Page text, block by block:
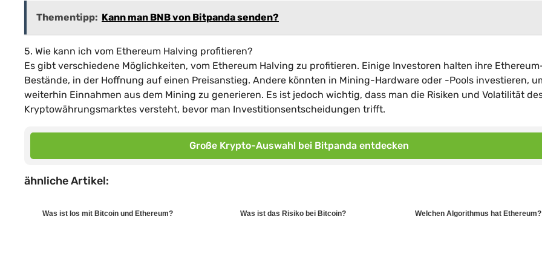
Thementipp: Kann man BNB von Bitpanda senden?
5. Wie kann ich vom Ethereum Halving profitieren?
Es gibt verschiedene Möglichkeiten, vom Ethereum Halving zu profitieren. Einige Investoren halten ihre
Bestände, in der Hoffnung auf einen Preisanstieg. Andere könnten in Mining-Hardware oder -Pools investieren,
weiterhin Einnahmen aus dem Mining zu generieren. Es ist jedoch wichtig, dass man die Risiken und Volatilität
Kryptowährungsmarktes versteht, bevor man Investitionsentscheidungen trifft.
Große Krypto-Auswahl bei Bitpanda entdecken
ähnliche Artikel:
Was ist los mit Bitcoin und Ethereum? Was ist das Risiko bei Bitcoin? Welchen Algorithmus hat Ethereum?